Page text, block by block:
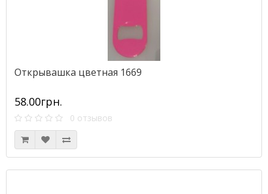
Открывашка цветная 1669
58.00грн.
0 отзывов